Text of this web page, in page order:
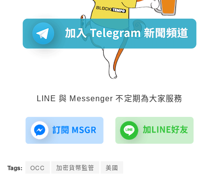
LINE 與 Messenger 不定期為大家服務
Tags: OCC 加密貨幣監管 美國